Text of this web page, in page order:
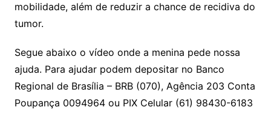
mobilidade, além de reduzir a chance de recidiva do
tumor.
Segue abaixo o vídeo onde a menina pede nossa
ajuda. Para ajudar podem depositar no Banco
Regional de Brasília – BRB (070), Agência 203 Conta
Poupança 0094964 ou PIX Celular (61) 98430-6183